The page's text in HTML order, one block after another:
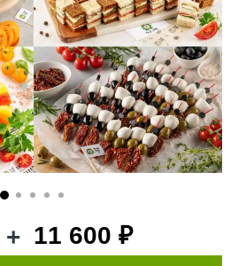
+ 11 600 ₽